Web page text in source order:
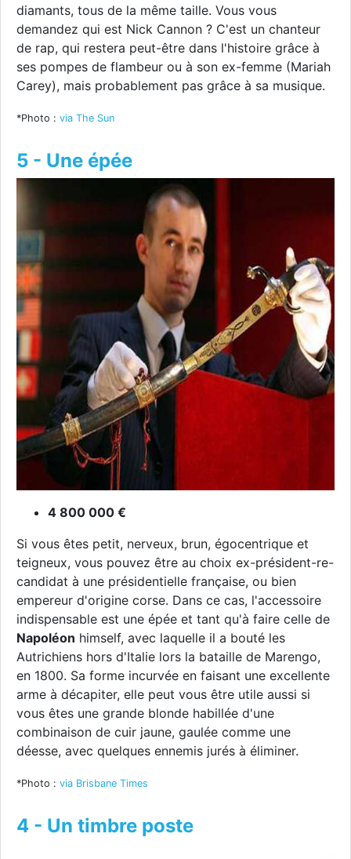
diamants, tous de la même taille. Vous vous
demandez qui est Nick Cannon ? C'est un chanteur
de rap, qui restera peut-être dans l'histoire grâce à
ses pompes de flambeur ou à son ex-femme (Mariah
Carey), mais probablement pas grâce à sa musique.
*Photo : via The Sun
5 - Une épée
4 800 000 €
Si vous êtes petit, nerveux, brun, égocentrique et
teigneux, vous pouvez être au choix ex-président-re-
candidat à une présidentielle française, ou bien
empereur d'origine corse. Dans ce cas, l'accessoire
indispensable est une épée et tant qu'à faire celle de
Napoléon himself, avec laquelle il a bouté les
Autrichiens hors d'Italie lors la bataille de Marengo,
en 1800. Sa forme incurvée en faisant une excellente
arme à décapiter, elle peut vous être utile aussi si
vous êtes une grande blonde habillée d'une
combinaison de cuir jaune, gaulée comme une
déesse, avec quelques ennemis jurés à éliminer.
*Photo : via Brisbane Times
4 - Un timbre poste